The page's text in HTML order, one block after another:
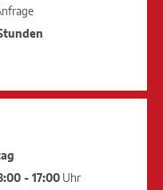
- 17:00 Uhr